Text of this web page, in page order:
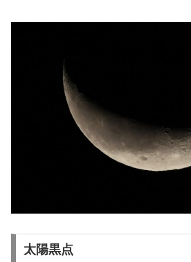
太陽黒点